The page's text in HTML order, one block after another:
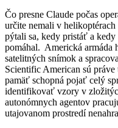
Čo presne Claude počas
určite nemali v
pýtali sa, kedy pristáť a
pomáhal. Americká armáda
satelitných snímok a
Scientific American sú
pamäť schopná pojať celý
identifikovať vzory v
autonómnych agentov
utajovanom prostredí